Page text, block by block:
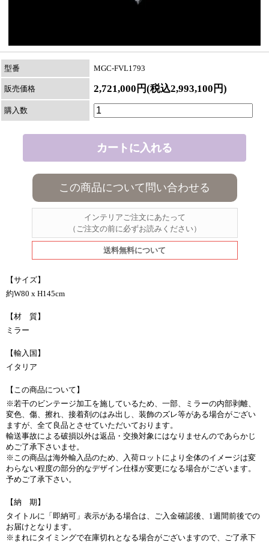
型番 MGC-FVL1793
販売価格 2,721,000円(税込2,993,100円)
購入数
この商品について問い合わせる
インテリアご注文にあたって
（ご注文の前に必ずお読みください）
送料無料について
【サイズ】
約W80 x H145cm
【材 質】
ミラー
【輸入国】
イタリア
【この商品について】
※若干のビンテージ加工を施しているため、一部、ミラーの内部剥離、
変色、傷、擦れ、接着剤のはみ出し、装飾のズレ等がある場合がござい
ますが、全て良品とさせていただいております。
輸送事故による破損以外は返品・交換対象にはなりませんのであらかじ
めご了承下さいませ。
※この商品は海外輸入品のため、入荷ロットにより全体のイメージは変
わらない程度の部分的なデザイン仕様が変更になる場合がございます。
予めご了承下さい。
【納 期】
タイトルに「即納可」表示がある場合は、ご入金確認後、1週間前後での
お届けとなります。
※まれにタイミングで在庫切れとなる場合がございますので、ご了承下